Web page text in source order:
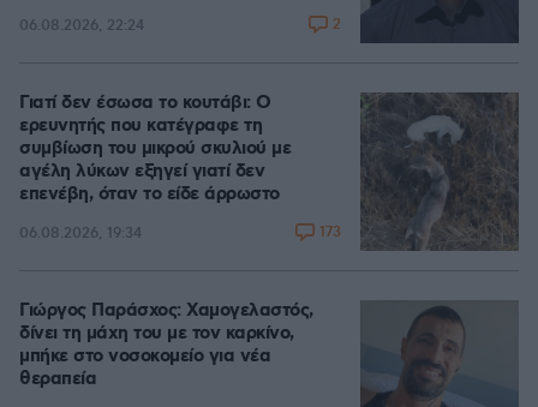
06.08.2026, 22:24 2
Γιατί δεν έσωσα το κουτάβι: Ο
ερευνητής που κατέγραφε τη
συμβίωση του μικρού σκυλιού με
αγέλη λύκων εξηγεί γιατί δεν
επενέβη, όταν το είδε άρρωστο
06.08.2026, 19:34 173
Γιώργος Παράσχος: Χαμογελαστός,
δίνει τη μάχη του με τον καρκίνο,
μπήκε στο νοσοκομείο για νέα
θεραπεία